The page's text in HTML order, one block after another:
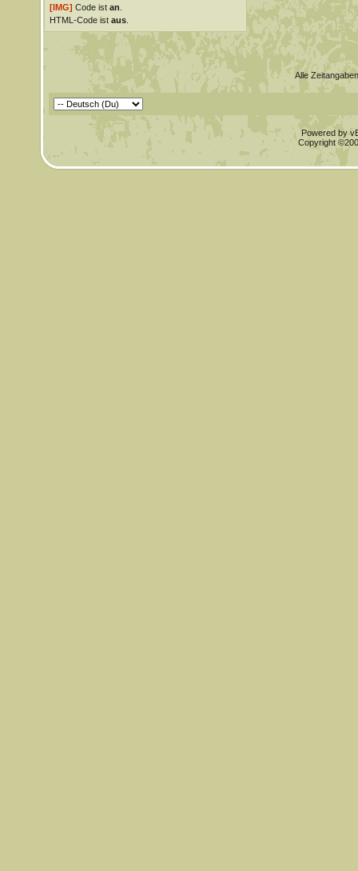
[IMG] Code ist an
HTML-Code ist aus.
Alle
Powered by
Copyright